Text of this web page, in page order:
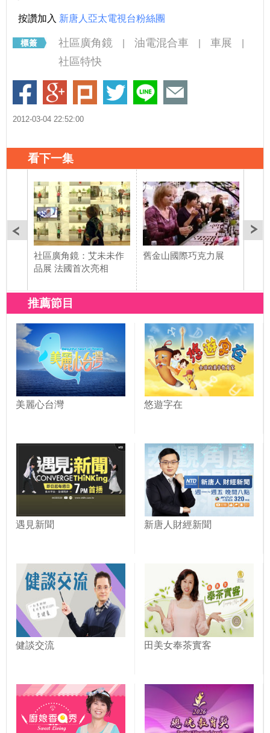
按讚加入 新唐人亞太電視台粉絲團
社區廣角鏡 油電混合車 車展
社區特快
2012-03-04 22:52:00
看下一集
社區廣角鏡：艾未未作
品展 法國首次亮相
舊金山國際巧克力展
推薦節目
美麗心台灣 悠遊字在
遇見新聞 新唐人財經新聞
健談交流 田美女奉茶實客